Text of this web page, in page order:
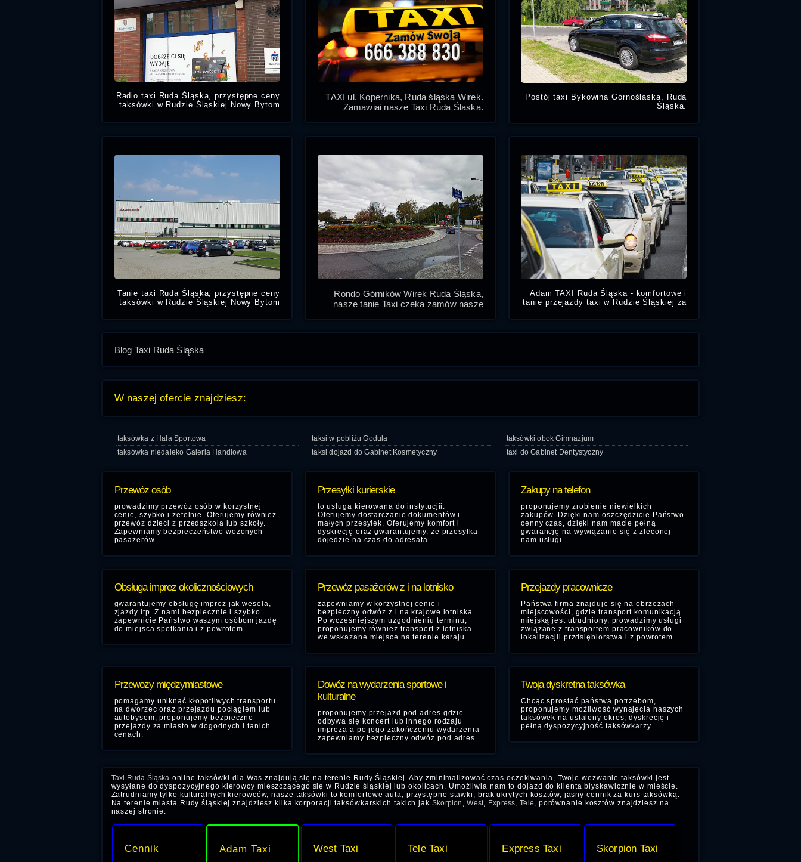
Radio taxi Ruda Śląska, przystępne ceny
taksówki w Rudzie Śląskiej Nowy Bytom
pobliżu:
TAXI ul. Kopernika, Ruda śląska Wirek.
Zamawiaj nasze Taxi Ruda Śląska,
Postój taxi Bykowina Górnośląska, Ruda
Śląska.
Ruda Śląska. Zamów taxi Ruda Śląska
Tanie taxi Ruda Śląska, przystępne ceny
taksówki w Rudzie Śląskiej Nowy Bytom
pobliżu:
Rondo Górników Wirek Ruda Śląska,
nasze tanie Taxi czeka zamów nasze
Ruda Slaska
Adam TAXI Ruda Śląska - komfortowe i
tanie przejazdy taxi w Rudzie Śląskiej za
Blog Taxi Ruda Śląska
W naszej ofercie znajdziesz:
taksówka z Hala Sportowa taksi w pobliżu Godula
taksówki obok Gimnazjum
taksówka niedaleko Galeria Handlowa
taksi dojazd do Gabinet Kosmetyczny taxi do Gabinet Dentystyczny
Przewóz osób
prowadzimy przewóz osób w korzystnej
cenie, szybko i żetelnie. Oferujemy również
przewóz dzieci z przedszkola lub szkoły.
Zapewniamy bezpieczeństwo wożonych
pasażerów.
Przesyłki kurierskie
to usługa kierowana do instytucjii.
Oferujemy dostarczanie dokumentów i
małych przesyłek. Oferujemy komfort i
dyskrecję oraz gwarantujemy, że przesyłka
dojedzie na czas do adresata.
Zakupy na telefon
proponujemy zrobienie niewielkich
zakupów. Dzięki nam oszczędzicie Państwo
cenny czas, dzięki nam macie pełną
gwarancję na wywiązanie się z zleconej
nam usługi.
Obsługa imprez okolicznościowych
gwarantujemy obsługę imprez jak wesela,
zjazdy itp. Z nami bezpiecznie i szybko
zapewnicie Państwo waszym osóbom jazdę
do miejsca spotkania i z powrotem.
Przewóz pasażerów z i na lotnisko
zapewniamy w korzystnej cenie i
bezpieczny odwóz z i na krajowe lotniska.
Po wcześniejszym uzgodnieniu terminu,
proponujemy również transport z lotniska
we wskazane miejsce na terenie karaju.
Przejazdy pracownicze
Państwa firma znajduje się na obrzeżach
miejscowości, gdzie transport komunikacją
miejską jest utrudniony, prowadzimy usługi
związane z transportem pracowników do
lokalizacjii przdsiębiorstwa i z powrotem.
Przewozy międzymiastowe
pomagamy uniknąć kłopotliwych transportu
na dworzec oraz przejazdu pociągiem lub
autobysem, proponujemy bezpieczne
przejazdy za miasto w dogodnych i tanich
cenach.
Dowóz na wydarzenia sportowe i
kulturalne
proponujemy przejazd pod adres gdzie
odbywa się koncert lub innego rodzaju
impreza a po jego zakończeniu wydarzenia
zapewniamy bezpieczny odwóz pod adres.
Twoja dyskretna taksówka
Chcąc sprostać państwa potrzebom,
proponujemy możliwość wynajęcia naszych
taksówek na ustalony okres, dyskrecję i
pełną dyspozycyjność taksówkarzy.
Taxi Ruda Śląska online taksówki dla Was znajdują się na terenie Rudy Śląskiej. Aby zminimalizować czas oczekiwania, Twoje wezwanie taksówki jest
wysyłane do dyspozycyjnego kierowcy mieszczącego się w Rudzie śląskiej lub okolicach. Umożliwia nam to dojazd do klienta błyskawicznie w mieście.
Zatrudniamy tylko kulturalnych kierowców, nasze taksówki to komfortowe auta, przystępne stawki, brak ukrytych kosztów, jasny cennik za kurs taksówką.
Na terenie miasta Rudy śląskiej znajdziesz kilka korporacji taksówkarskich takich jak Skorpion ,West Express ,Tele , porównanie kosztów znajdziesz na
naszej stronie.
Cennik Adam Taxi West Taxi Tele Taxi Express Taxi Skorpion Taxi